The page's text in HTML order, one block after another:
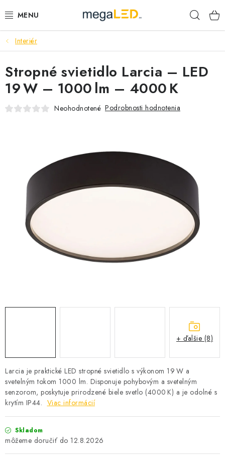
na
PRIEMYSEL
SVIETIDLÁ
ŽIAROVKY A TRUBICE
VENTILÁTORY
SAMSUNG SVIETIDLÁ
SOLÁRNE SYSTÉMY
SEZÓNNE VÝPREDAJE POĽNOPOTREBY
OBCHODNÉ PODMIENKY
O NÁS - MEGALED & JANTON ZÁKAMENNÉ
Reklamácie a formulár na odstúpenie od zmluvy
Obchodné podmienky
Podmienky ochrany osobných údajov
O nás - MEGALED & JANTON Zákamenné
Zľavy pre profíkov
Interiér
Larcia je praktické LED stropné svietidlo s výkonom 19 W a
svetelným tokom 1000 lm. Disponuje pohybovým a svetelným
senzorom, poskytuje prirodzené biele svetlo (4000 K) a je odolné s
krytím IP44. Viac informácií
Skladom
12.8.2026
Stropné svietidlo Larcia – LED
19 W – 1000 lm – 4000 K
Neohodnotené Podrobnosti hodnotenia
+ ďalšie (8)